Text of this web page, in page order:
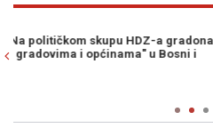
KRISTINA PERIĆ NEMA DILEMU:
htjeli nešto ušićariti"